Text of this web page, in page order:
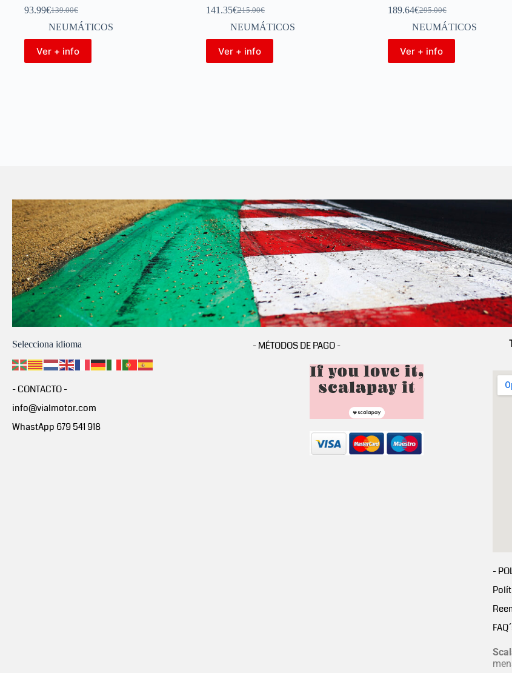
139.00€
93.99€
NEUMÁTICOS
Ver + info
215.00€
141.35€
NEUMÁTICOS
Ver + info
295.00€
189.64€
NEUMÁTICOS
Ver + info
Selecciona idioma
- CONTACTO -
info@vialmotor.com
WhastApp 679 541 918
- MÉTODOS DE PAGO -
-